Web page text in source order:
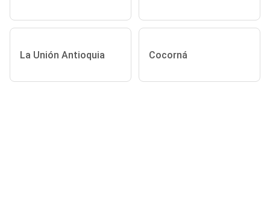
La Unión Antioquia Cocorná